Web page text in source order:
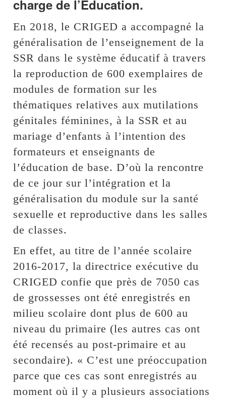
charge de l’Education.
En 2018, le CRIGED a accompagné la
généralisation de l’enseignement de la
SSR dans le système éducatif à travers
la reproduction de 600 exemplaires de
modules de formation sur les
thématiques relatives aux mutilations
génitales féminines, à la SSR et au
mariage d’enfants à l’intention des
formateurs et enseignants de
l’éducation de base. D’où la rencontre
de ce jour sur l’intégration et la
généralisation du module sur la santé
sexuelle et reproductive dans les salles
de classes.
En effet, au titre de l’année scolaire
2016-2017, la directrice exécutive du
CRIGED confie que près de 7050 cas
de grossesses ont été enregistrés en
milieu scolaire dont plus de 600 au
niveau du primaire (les autres cas ont
été recensés au post-primaire et au
secondaire). « C’est une préoccupation
parce que ces cas sont enregistrés au
moment où il y a plusieurs associations